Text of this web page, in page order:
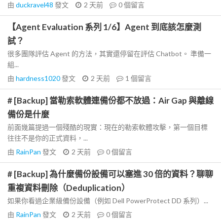
由 duckravel48 發文 2 天前 0個留言
【Agent Evaluation 系列 1/6】Agent 到底該怎麼測
試？
很多團隊評估 Agent 的方法，其實還停留在評估 Chatbot。 準備一
組...
由 hardness1020發文 2 天前 1 個留言
# [Backup] 當勒索軟體連備份都不放過：Air Gap 與離線
備份是什麼
前面幾篇提過一個殘酷的現實：現在的勒索軟體攻擊，第一個目標
往往不是你的正式資料，...
由 RainPan 發文 2 天前 0個留言
# [Backup] 為什麼備份設備可以塞進 30 倍的資料？聊聊
重複資料刪除（Deduplication）
如果你看過企業級備份設備（例如 Dell PowerProtect DD 系列）...
由 RainPan 發文 2 天前 0個留言